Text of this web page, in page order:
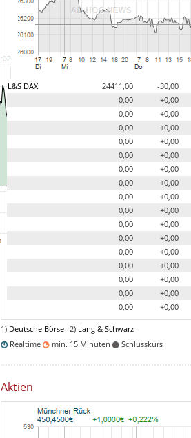
L&S DAX 24411,00 -30,00
0,00
+0,00
0,00
+0,00
0,00
+0,00
0,00
+0,00
0,00
+0,00
0,00
+0,00
0,00
+0,00
0,00
+0,00
0,00
+0,00
0,00
+0,00
0,00
+0,00
0,00
+0,00
0,00
+0,00
0,00
+0,00
0,00
+0,00
0,00
+0,00
1) Deutsche Börse 2) Lang & Schwarz
Realtime
min. 15 Minuten Schlusskurs
Aktien